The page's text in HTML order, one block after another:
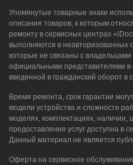
Упомянутые товарные знаки
описания товаров, к которым
ремонту в сервисных центрах
выполняются в неавторизованных
которые не связаны с
официальными представителями в
введенной в гражданский оборот в
Время ремонта, срок гарантии
модели устройства и сложности
моделях, комплектациях, наличии,
предоставления услуг доступна в
Данный материал не является
Оферта на сервисное